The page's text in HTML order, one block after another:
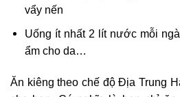
vẩy nến
Uống ít nhất 2 lít nước mỗi
ẩm cho da…
Ăn kiêng theo chế độ Địa Trung